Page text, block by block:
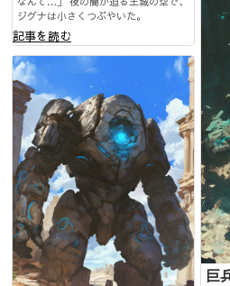
ジグナは小さくつぶやいた。
記事を読む
巨